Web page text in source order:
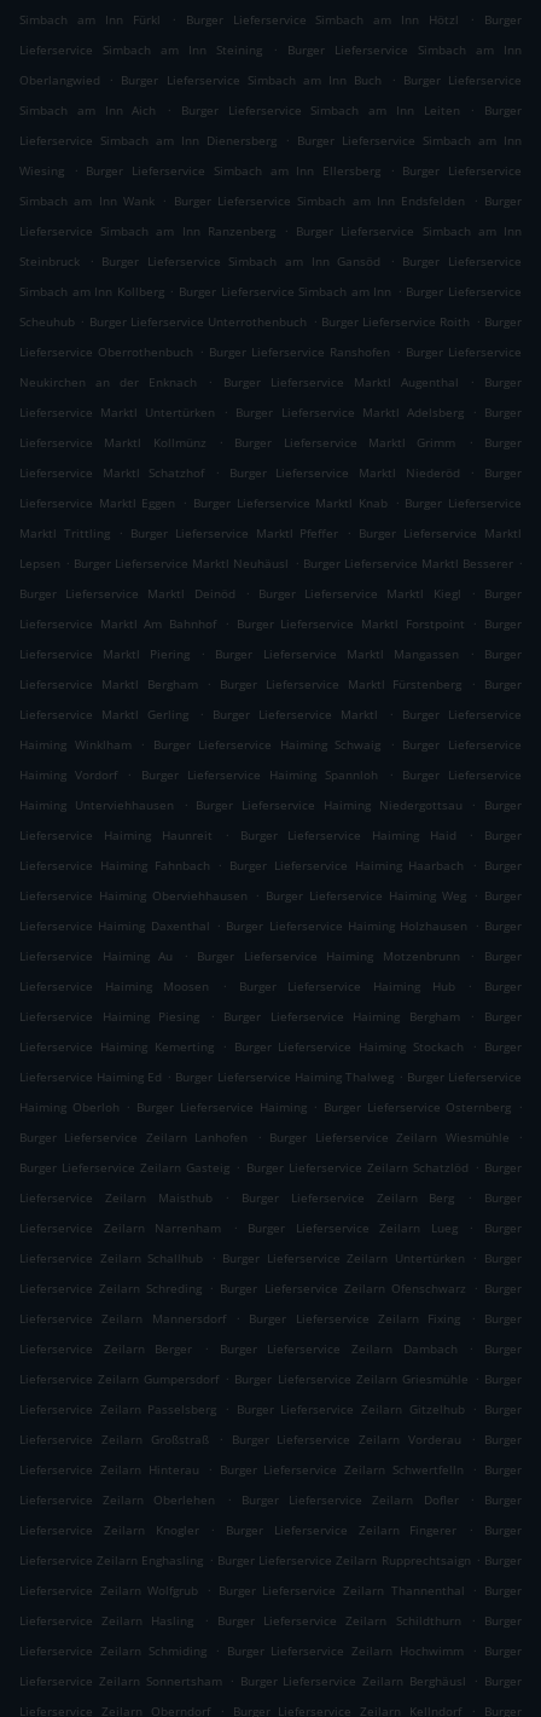
Simbach am Inn Fürkl
. Burger Lieferservice Simbach am Inn Hötzl .
Burger
Lieferservice Simbach am Inn Steining
.
Burger Lieferservice Simbach am Inn
Oberlangwied
. Burger Lieferservice Simbach am Inn Buch . Burger Lieferservice
Simbach am Inn Aich
. Burger Lieferservice Simbach am Inn Leiten .
Burger
Lieferservice Simbach am Inn Dienersberg
. Burger Lieferservice Simbach am Inn
Wiesing
. Burger Lieferservice Simbach am Inn Ellersberg . Burger Lieferservice
Simbach am Inn Wank . Burger Lieferservice Simbach am Inn Endsfelden . Burger
Lieferservice Simbach am Inn Ranzenberg
. Burger Lieferservice Simbach am Inn
Steinbruck
. Burger Lieferservice Simbach am Inn Gansöd . Burger Lieferservice
Simbach am Inn Kollberg . Burger Lieferservice Simbach am Inn . Burger Lieferservice
Scheuhub . Burger Lieferservice Unterrothenbuch . Burger Lieferservice Roith . Burger
Lieferservice Oberrothenbuch . Burger Lieferservice Ranshofen . Burger Lieferservice
Neukirchen an der Enknach
. Burger Lieferservice Marktl Augenthal .
Burger
Lieferservice Marktl Untertürken
. Burger Lieferservice Marktl Adelsberg . Burger
Lieferservice Marktl Kollmünz
. Burger Lieferservice Marktl Grimm .
Burger
Lieferservice Marktl Schatzhof
. Burger Lieferservice Marktl Niederöd .
Burger
Lieferservice Marktl Eggen
. Burger Lieferservice Marktl Knab . Burger Lieferservice
Marktl Trittling
. Burger Lieferservice Marktl Pfeffer . Burger Lieferservice Marktl
Lepsen . Burger Lieferservice Marktl Neuhäusl . Burger Lieferservice Marktl Besserer .
Burger Lieferservice Marktl Deinöd
. Burger Lieferservice Marktl Kiegl .
Burger
Lieferservice Marktl Am Bahnhof
. Burger Lieferservice Marktl Forstpoint . Burger
Lieferservice Marktl Piering
. Burger Lieferservice Marktl Mangassen .
Burger
Lieferservice Marktl Bergham
. Burger Lieferservice Marktl Fürstenberg .
Burger
Lieferservice Marktl Gerling
. Burger Lieferservice Marktl .
Burger Lieferservice
Haiming Winklham
. Burger Lieferservice Haiming Schwaig . Burger Lieferservice
Haiming Vordorf
. Burger Lieferservice Haiming Spannloh .
Burger Lieferservice
Haiming Unterviehhausen
. Burger Lieferservice Haiming Niedergottsau .
Burger
Lieferservice Haiming Haunreit
. Burger Lieferservice Haiming Haid .
Burger
Lieferservice Haiming Fahnbach
. Burger Lieferservice Haiming Haarbach . Burger
Lieferservice Haiming Oberviehhausen
. Burger Lieferservice Haiming Weg . Burger
Lieferservice Haiming Daxenthal . Burger Lieferservice Haiming Holzhausen . Burger
Lieferservice Haiming Au
. Burger Lieferservice Haiming Motzenbrunn .
Burger
Lieferservice Haiming Moosen
. Burger Lieferservice Haiming Hub .
Burger
Lieferservice Haiming Piesing
. Burger Lieferservice Haiming Bergham .
Burger
Lieferservice Haiming Kemerting
. Burger Lieferservice Haiming Stockach . Burger
Lieferservice Haiming Ed . Burger Lieferservice Haiming Thalweg . Burger Lieferservice
Haiming Oberloh . Burger Lieferservice Haiming . Burger Lieferservice Osternberg .
Burger Lieferservice Zeilarn Lanhofen
. Burger Lieferservice Zeilarn Wiesmühle
.
Burger Lieferservice Zeilarn Gasteig . Burger Lieferservice Zeilarn Schatzlöd . Burger
Lieferservice Zeilarn Maisthub
. Burger Lieferservice Zeilarn Berg .
Burger
Lieferservice Zeilarn Narrenham
. Burger Lieferservice Zeilarn Lueg .
Burger
Lieferservice Zeilarn Schallhub
. Burger Lieferservice Zeilarn Untertürken . Burger
Lieferservice Zeilarn Schreding . Burger Lieferservice Zeilarn Ofenschwarz . Burger
Lieferservice Zeilarn Mannersdorf
. Burger Lieferservice Zeilarn Fixing .
Burger
Lieferservice Zeilarn Berger
. Burger Lieferservice Zeilarn Dambach .
Burger
Lieferservice Zeilarn Gumpersdorf . Burger Lieferservice Zeilarn Griesmühle . Burger
Lieferservice Zeilarn Passelsberg
. Burger Lieferservice Zeilarn Gitzelhub . Burger
Lieferservice Zeilarn Großstraß
. Burger Lieferservice Zeilarn Vorderau .
Burger
Lieferservice Zeilarn Hinterau
. Burger Lieferservice Zeilarn Schwertfelln . Burger
Lieferservice Zeilarn Oberlehen
. Burger Lieferservice Zeilarn Dofler .
Burger
Lieferservice Zeilarn Knogler
. Burger Lieferservice Zeilarn Fingerer .
Burger
Lieferservice Zeilarn Enghasling . Burger Lieferservice Zeilarn Rupprechtsaign . Burger
Lieferservice Zeilarn Wolfgrub
. Burger Lieferservice Zeilarn Thannenthal . Burger
Lieferservice Zeilarn Hasling
. Burger Lieferservice Zeilarn Schildthurn .
Burger
Lieferservice Zeilarn Schmiding
. Burger Lieferservice Zeilarn Hochwimm . Burger
Lieferservice Zeilarn Sonnertsham
. Burger Lieferservice Zeilarn Berghäusl . Burger
Lieferservice Zeilarn Oberndorf
. Burger Lieferservice Zeilarn Kellndorf .
Burger